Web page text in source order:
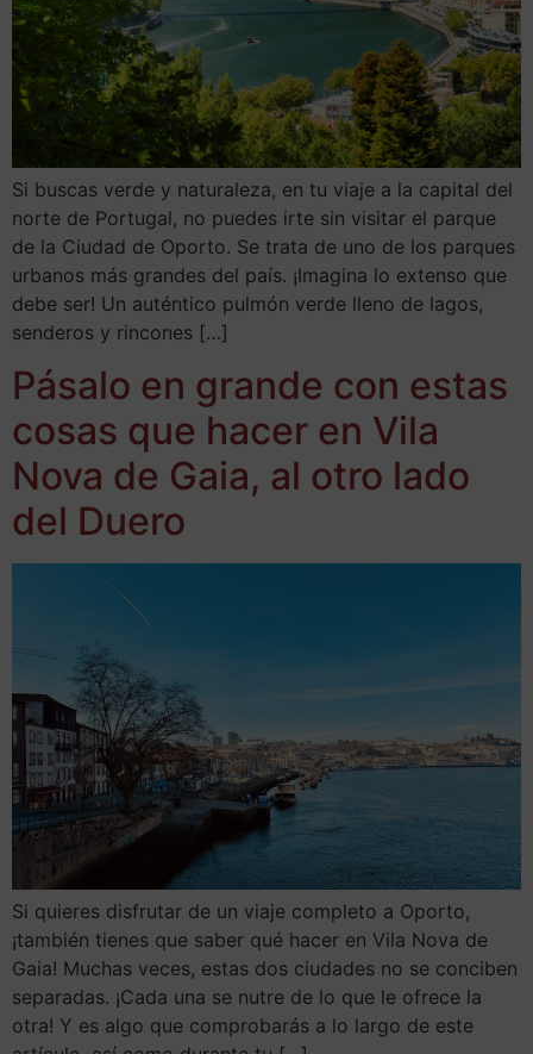
Si buscas verde y naturaleza, en tu viaje a la capital del
norte de Portugal, no puedes irte sin visitar el parque
de la Ciudad de Oporto. Se trata de uno de los parques
urbanos más grandes del país. ¡Imagina lo extenso que
debe ser! Un auténtico pulmón verde lleno de lagos,
senderos y rincones […]
Pásalo en grande con estas
cosas que hacer en Vila
Nova de Gaia, al otro lado
del Duero
Si quieres disfrutar de un viaje completo a Oporto,
¡también tienes que saber qué hacer en Vila Nova de
Gaia! Muchas veces, estas dos ciudades no se conciben
separadas. ¡Cada una se nutre de lo que le ofrece la
otra! Y es algo que comprobarás a lo largo de este